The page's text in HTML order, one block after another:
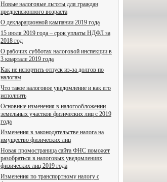
Новые налоговые льготы для граждан
предпенсионного возраста
О декларационной кампании 2019 года
15 июля 2019 года – срок уплаты НДФЛ за
2018 год
О рабочих субботах налоговой инспекции в
3 квартале 2019 года
Как не испортить отпуск из-за долгов по
налогам
Что такое налоговое уведомление и как его
исполнить
Основные изменения в налогообложении
земельных участков физических лиц с 2019
года
Изменения в законодательстве налога на
имущество физических лиц
Новая промостраница сайта ФНС поможет
разобраться в налоговых уведомлениях
физических лиц 2019 года
Изменения по транспортному налогу с